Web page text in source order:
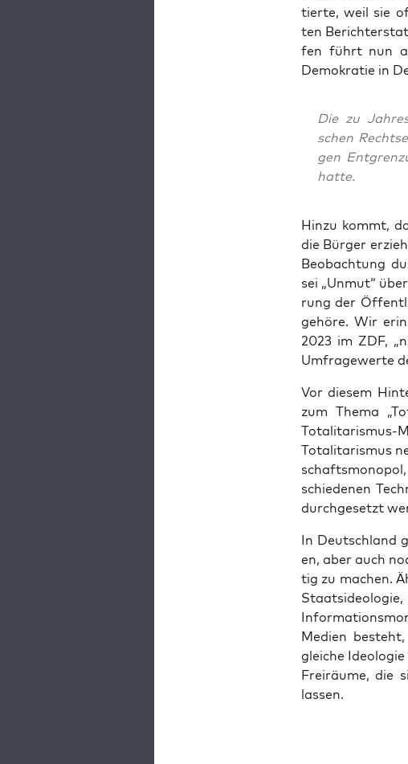
tier­te, weil sie
ten
fen führt nun
Demo­kra­tie in
Die zu
schen
gen
hatte.
Hin­zu kommt,
die Bür­ger
Beob­ach­tung
sei „Unmut“
rung der
gehö­re. Wir
2023 im ZDF,
Umfra­ge­wer­te
Vor die­sem
zum The­ma
Tota­li­ta­ris­mus-
Tota­li­ta­ris­mus
schie­de­nen
durch­ge­setzt
In Deutsch­land
en, aber auch
tig zu machen.
Medi­en
glei­che
Frei­räu­me, die
lassen.